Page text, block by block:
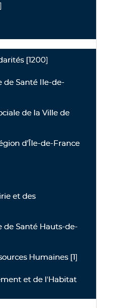
[1200]
Ile-de-France
de Santé Ile-de-
Ville de Paris
de la Ville de
de-France
d’Île-de-France
Déplacements
et des
Hauts-de-France
de Santé Hauts-de-
Humaines [1]
de l'Habitatet de l'Habitat